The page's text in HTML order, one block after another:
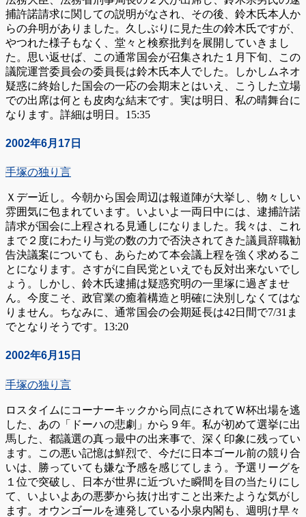
捕許諾請求に関しての説明がなされ、その後、鈴木氏本人か
らの弁明がありました。久しぶりに見た生の鈴木氏ですが、
やつれた様子もなく、堂々と検察批判を展開していきまし
た。思い返せば、この通常国会が召集された１月下旬、この
議院運営委員会の委員長は鈴木氏本人でした。しかしムネオ
疑惑に終始した国会の一応の会期末とはいえ、こうした立場
での出席は何とも皮肉な結末です。実は明日、私の晴舞台に
なります。詳細は明日。15:35
2002年6月17日
手塚の独り言
Ｘデー近し。今朝から国会周辺は報道陣が大挙し、物々しい
雰囲気に包まれています。いよいよ一両日中には、逮捕許諾
請求が国会に上程される見通しになりました。我々は、これ
まで２度にわたり与党の数の力で否決されてきた議員辞職勧
告決議案についても、あらためて本会議上程を強く求めるこ
とになります。さすがに自民党といえでも反対出来ないでし
ょう。しかし、鈴木氏逮捕は疑惑究明の一里塚に過ぎませ
ん。今度こそ、政官業の癒着構造と明確に決別しなくてはな
りません。ちなみに、通常国会の会期延長は42日間で7/31ま
でとなりそうです。13:20
2002年6月15日
手塚の独り言
ロスタイムにコーナーキックから同点にされてＷ杯出場を逃
した、あの「ドーハの悲劇」から９年。私が初めて選挙に出
馬した、都議選の真っ最中の出来事で、深く印象に残ってい
ます。この悪い記憶は鮮烈で、今だに日本ゴール前の競り合
いは、勝っていても嫌な予感を感じてしまう。予選リーグを
１位で突破し、日本が世界に近づいた瞬間を目の当たりにし
て、いよいよあの悪夢から抜け出すこと出来たような気がし
ます。オウンゴールを連発している小泉内閣も、週明け早々